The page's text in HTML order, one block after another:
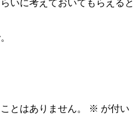
いに考えておいてもらえると
とはありません。 ※ が付い